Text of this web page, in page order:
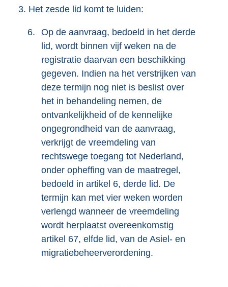
3. Het zesde lid komt te luiden:
6.
Op de aanvraag, bedoeld in het derde
lid, wordt binnen vijf weken na de
registratie daarvan een beschikking
gegeven. Indien na het verstrijken van
deze termijn nog niet is beslist over
het in behandeling nemen, de
ontvankelijkheid of de kennelijke
ongegrondheid van de aanvraag,
verkrijgt de vreemdeling van
rechtswege toegang tot Nederland,
onder opheffing van de maatregel,
bedoeld in artikel 6, derde lid. De
termijn kan met vier weken worden
verlengd wanneer de vreemdeling
wordt herplaatst overeenkomstig
artikel 67, elfde lid, van de Asiel- en
migratiebeheerverordening.